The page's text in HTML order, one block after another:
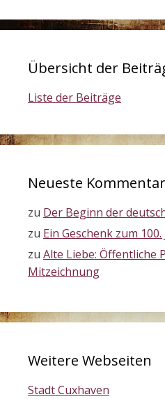
Übersicht der
Liste der Beiträge
Neueste
zu Der Beginn der
zu Ein Geschenk zum
zu Alte Liebe: Öffentliche
Mitzeichnung
Weitere Webseiten
Stadt Cuxhaven